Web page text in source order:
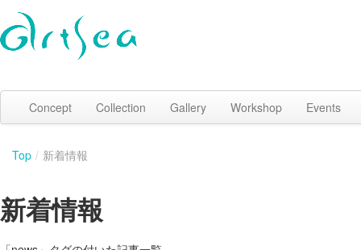
Concept Collection Gallery Workshop Events
Top / 新着情報
新着情報